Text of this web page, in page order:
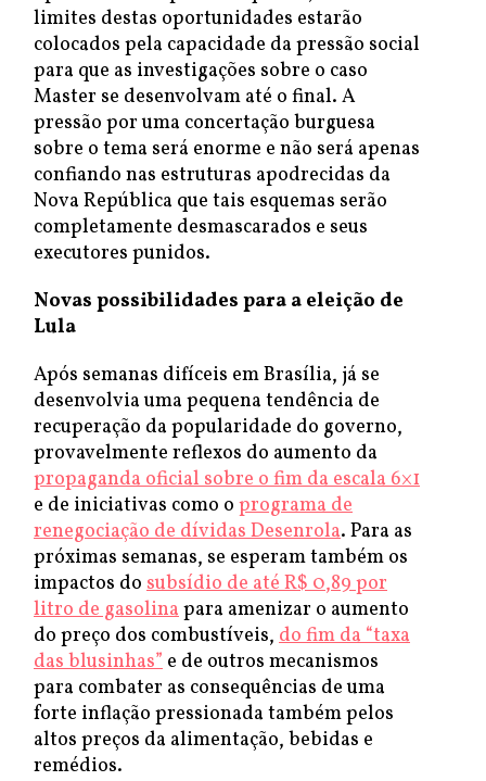
limites destas oportunidades estarão
colocados pela capacidade da pressão social
para que as investigações sobre o caso
Master se desenvolvam até o final. A
pressão por uma concertação burguesa
sobre o tema será enorme e não será apenas
confiando nas estruturas apodrecidas da
Nova República que tais esquemas serão
completamente desmascarados e seus
executores punidos.
Novas possibilidades para a eleição de
Lula
Após semanas difíceis em Brasília, já se
desenvolvia uma pequena tendência de
recuperação da popularidade do governo,
provavelmente reflexos do aumento da
propaganda oficial sobre o fim da escala 6×1
e de iniciativas como o programa de
renegociação de dívidas Desenrola. Para as
próximas semanas, se esperam também os
impactos do subsídio de até R$ 0,89 por
litro de gasolinapara amenizar o aumento
do preço dos combustíveis, do fim da “taxa
das blusinhas” e de outros mecanismos
para combater as consequências de uma
forte inflação pressionada também pelos
altos preços da alimentação, bebidas e
remédios.